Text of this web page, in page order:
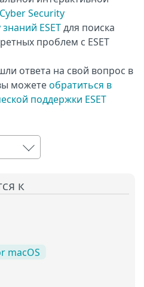
Cyber Security
знаний ESETдля поиска
проблем с ESET
ответа на свой вопрос в
можетеобратиться в
поддержки ESET
к
macOS